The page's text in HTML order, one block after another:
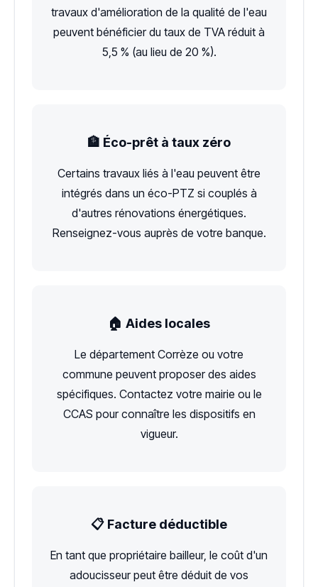
travaux d'amélioration de la qualité de l'eau
peuvent bénéficier du taux de TVA réduit à
5,5 % (au lieu de 20 %).
🏦 Éco-prêt à taux zéro
Certains travaux liés à l'eau peuvent être
intégrés dans un éco-PTZ si couplés à
d'autres rénovations énergétiques.
Renseignez-vous auprès de votre banque.
🏠 Aides locales
Le département Corrèze ou votre
commune peuvent proposer des aides
spécifiques. Contactez votre mairie ou le
CCAS pour connaître les dispositifs en
vigueur.
📋 Facture déductible
En tant que propriétaire bailleur, le coût d'un
adoucisseur peut être déduit de vos